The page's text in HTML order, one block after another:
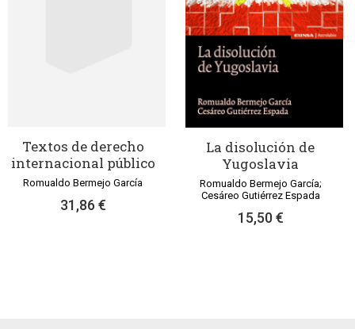
Textos de derecho
internacional público
Romualdo Bermejo García
31,86 €
La disolución de
Yugoslavia
Romualdo Bermejo García;
Cesáreo Gutiérrez Espada
15,50 €